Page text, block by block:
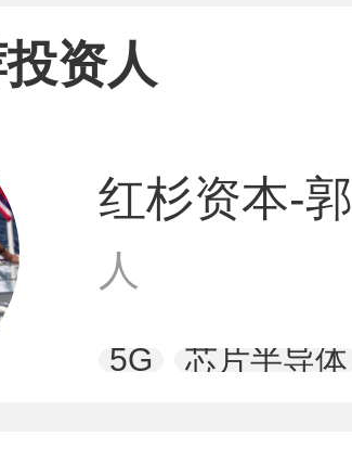
资人
红杉资本-
人
5G 芯片半导体